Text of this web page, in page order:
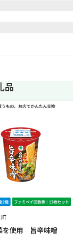
品
を使用 旨辛味噌